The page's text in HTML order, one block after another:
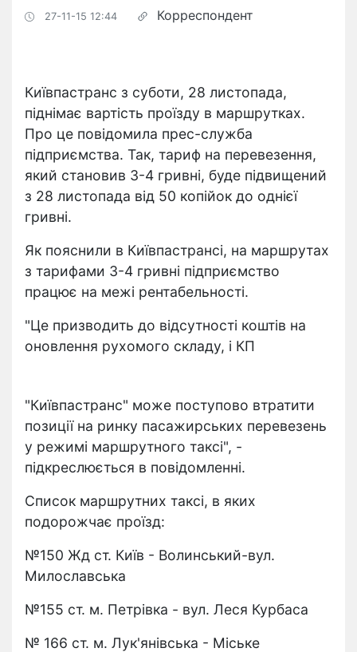
27-11-15 12:44 Корреспондент
Київпастранс з суботи, 28 листопада,
піднімає вартість проїзду в маршрутках.
Про це повідомила прес-служба
підприємства. Так, тариф на перевезення,
який становив 3-4 гривні, буде підвищений
з 28 листопада від 50 копійок до однієї
гривні.
Як пояснили в Київпастрансі, на маршрутах
з тарифами 3-4 гривні підприємство
працює на межі рентабельності.
"Це призводить до відсутності коштів на
оновлення рухомого складу, і КП
"Київпастранс" може поступово втратити
позиції на ринку пасажирських перевезень
у режимі маршрутного таксі", -
підкреслюється в повідомленні.
Список маршрутних таксі, в яких
подорожчає проїзд:
№150 Жд ст. Київ - Волинський-вул.
Милославська
№155 ст. м. Петрівка - вул. Леся Курбаса
№ 166 ст. м. Лук'янівська - Міське